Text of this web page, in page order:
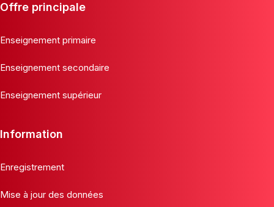
Offre principale
Enseignement primaire
Enseignement secondaire
Enseignement supérieur
Information
Enregistrement
Mise à jour des données